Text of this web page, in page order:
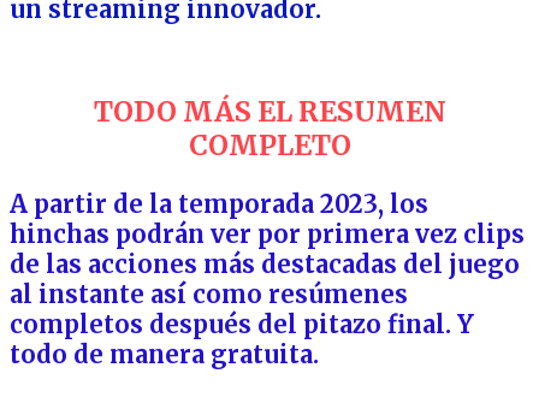
un streaming innovador.
TODO MÁS EL RESUMEN
COMPLETO
A partir de la temporada 2023, los
hinchas podrán ver por primera vez clips
de las acciones más destacadas del juego
al instante así como resúmenes
completos después del pitazo final. Y
todo de manera gratuita.